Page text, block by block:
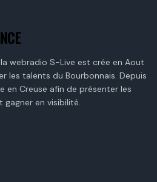
webradio S-Live est crée en Aout
les talents du Bourbonnais. Depuis
en Creuse afin de présenter les
gagner en visibilité.